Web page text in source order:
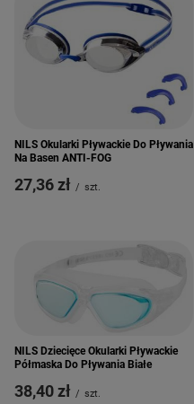
NILS Okularki Pływackie Do Pływania
Na Basen ANTI-FOG
27,36 zł / szt.
NILS Dziecięce Okularki Pływackie
Półmaska Do Pływania Białe
38,40 zł / szt.